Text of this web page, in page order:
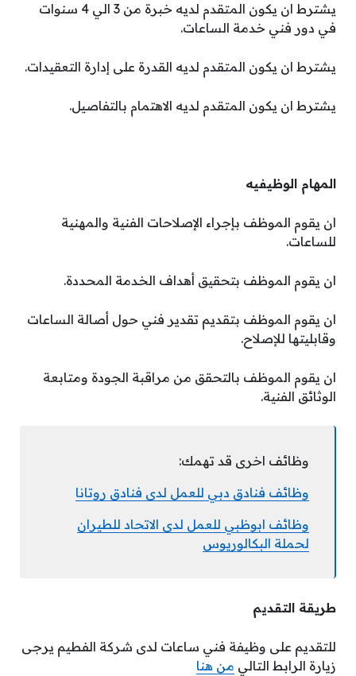
يشترط ان يكون المتقدم لديه خبرة من 3 الي 4 سنوات
في دور فني خدمة الساعات.
يشترط ان يكون المتقدم لديه القدرة على إدارة التعقيدات.
يشترط ان يكون المتقدم لديه الاهتمام بالتفاصيل.
المهام الوظيفيه
ان يقوم الموظف بإجراء الإصلاحات الفنية والمهنية
للساعات.
ان يقوم الموظف بتحقيق أهداف الخدمة المحددة.
ان يقوم الموظف بتقديم تقدير فني حول أصالة الساعات
وقابليتها للإصلاح.
ان يقوم الموظف بالتحقق من مراقبة الجودة ومتابعة
الوثائق الفنية.
وظائف اخرى قد تهمك:
وظائف فنادق دبي للعمل لدى فنادق روتانا
وظائف ابوظبي للعمل لدى الاتحاد للطيران
لحملة البكالوريوس
طريقة التقديم
للتقديم على وظيفة فني ساعات لدى شركة الفطيم يرجى
زيارة الرابط التالي من هنا